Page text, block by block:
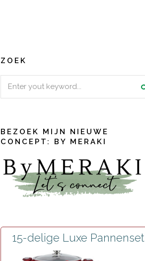
ZOEK
Search
BEZOEK MIJN NIEUWE
CONCEPT: BY MERAKI
15-delige Luxe Pannenset